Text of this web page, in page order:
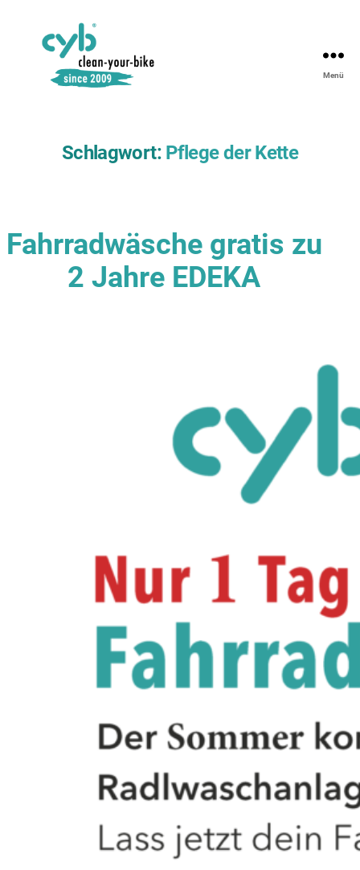
Menü
Schlagwort: Pflege der Kette
Fahrradwäsche gratis zu
2 Jahre EDEKA